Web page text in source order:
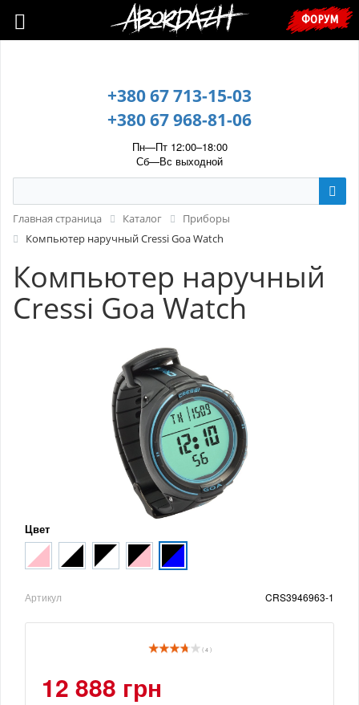
🇺🇦 У зв’язку з воєнним станом, прохання уточнювати ціну та
наявність у менеджера. 🇺🇦
+380 67 713-15-03
+380 67 968-81-06
Пн—Пт 12:00–18:00
Сб—Вс выходной
ФОРУМ
Главная страница Каталог
Приборы
Компьютер наручный Cressi Goa Watch
Компьютер наручный
Cressi Goa Watch
Цвет
Артикул CRS3946963-1
( 4 )
12 888 грн